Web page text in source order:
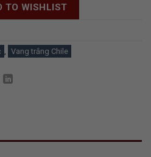
TO WISHLIST
, Vang trắng Chile